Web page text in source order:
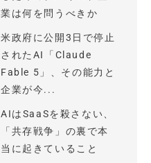
業は何を問うべきか
米政府に公開3日で停止
されたAI「Claude
Fable 5」、その能力と
企業が今...
AIはSaaSを殺さない、
「共存戦争」の裏で本
当に起きていること